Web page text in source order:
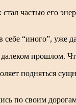
частью его
себе “иного”, уже
далеком прошлом.
подняться
по своим